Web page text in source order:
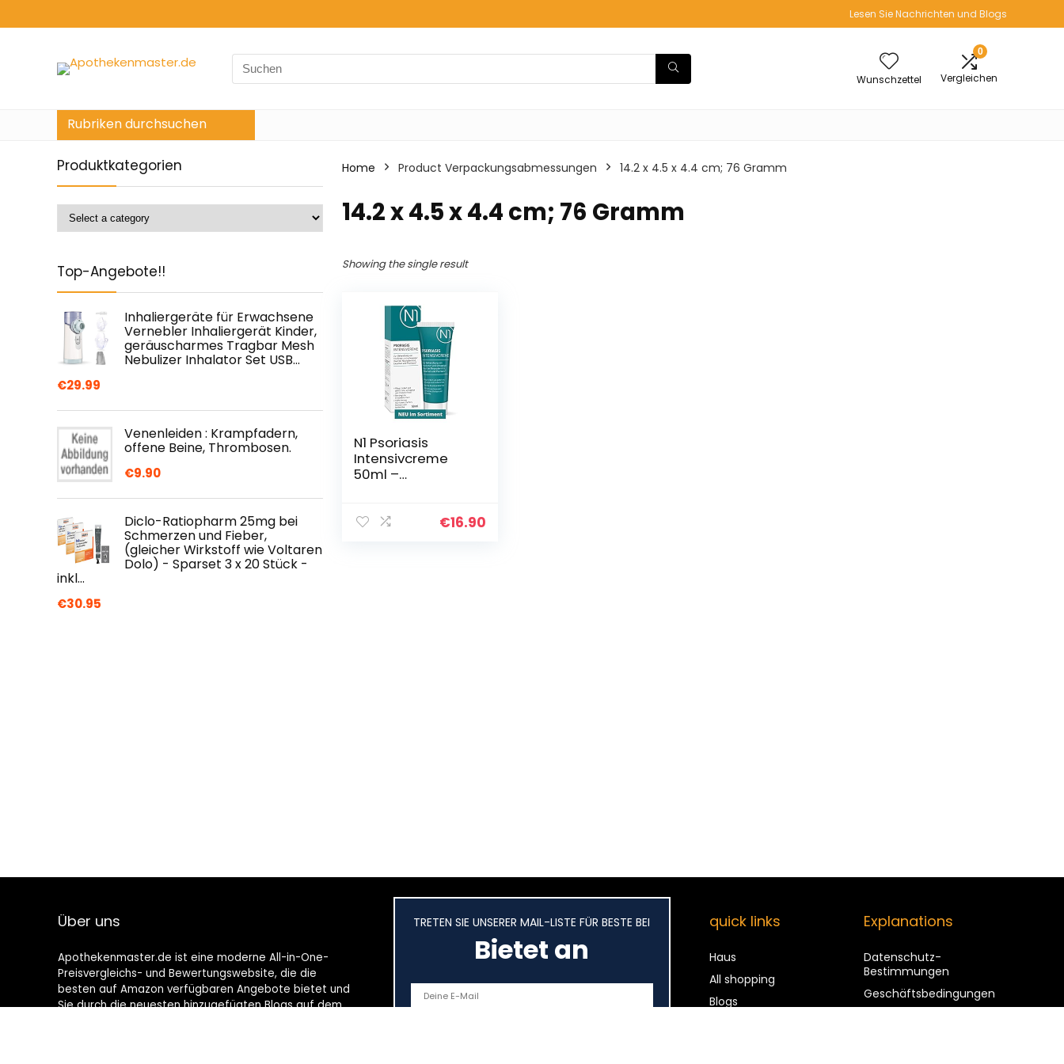
Lesen Sie Nachrichten und Blogs
Search
for:
Wunschzettel
0
Vergleichen
Rubriken durchsuchen
Produktkategorien
Top-Angebote!!
Inhaliergeräte für Erwachsene
Vernebler Inhaliergerät Kinder,
geräuscharmes Tragbar Mesh
Nebulizer Inhalator Set USB…
€29.99
Venenleiden : Krampfadern,
offene Beine, Thrombosen.
€9.90
Diclo-Ratiopharm 25mg bei
Schmerzen und Fieber,
(gleicher Wirkstoff wie Voltaren
Dolo) - Sparset 3 x 20 Stück -
inkl…
€30.95
Home Product Verpackungsabmessungen ‎14.2 x 4.5 x 4.4 cm; 76 Gramm
‎14.2 x 4.5 x 4.4 cm; 76 Gramm
Showing the single result
N1 Psoriasis
Intensivcreme
50ml –
Neurodermitis
€16.90
Über uns
Apothekenmaster.de ist eine moderne All-in-One-
Preisvergleichs- und Bewertungswebsite, die die
besten auf Amazon verfügbaren Angebote bietet und
Sie durch die neuesten hinzugefügten Blogs auf dem
TRETEN SIE UNSERER MAIL-LISTE FÜR BESTE BEI
Bietet an
quick links
Haus
All shopping
Blogs
Explanations
Datenschutz-
Bestimmungen
Geschäftsbedingungen